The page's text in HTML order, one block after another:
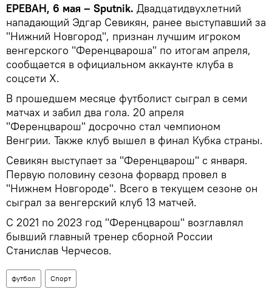
ЕРЕВАН, 6 мая – Sputnik. Двадцатидвухлетний
нападающий Эдгар Севикян, ранее выступавший за
"Нижний Новгород", признан лучшим игроком
венгерского "Ференцвароша" по итогам апреля,
сообщается в официальном аккаунте клуба в
соцсети Х.
В прошедшем месяце футболист сыграл в семи
матчах и забил два гола. 20 апреля
"Ференцварош" досрочно стал чемпионом
Венгрии. Также клуб вышел в финал Кубка страны.
Севикян выступает за "Ференцварош" с января.
Первую половину сезона форвард провел в
"Нижнем Новгороде". Всего в текущем сезоне он
сыграл за венгерский клуб 13 матчей.
С 2021 по 2023 год "Ференцварош" возглавлял
бывший главный тренер сборной России
Станислав Черчесов.
футбол Спорт